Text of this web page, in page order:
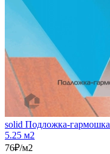
solid Подложка-
5.25 м2
76₽/м2